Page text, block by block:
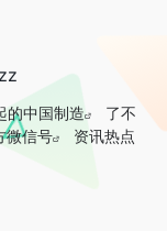
的中国制造
了不
微信号
资讯热点